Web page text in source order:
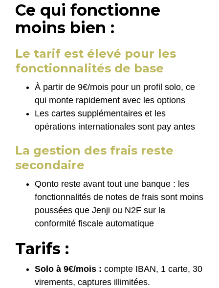
Ce qui fonctionne
moins bien :
Le tarif est élevé pour les
fonctionnalités de base
À partir de 9€/mois pour un profil solo, ce
qui monte rapidement avec les options
Les cartes supplémentaires et les
opérations internationales sont pay antes
La gestion des frais reste
secondaire
Qonto reste avant tout une banque : les
fonctionnalités de notes de frais sont moins
poussées que Jenji ou N2F sur la
conformité fiscale automatique
Tarifs :
Solo à 9€/mois : compte IBAN, 1 carte, 30
virements, captures illimitées.